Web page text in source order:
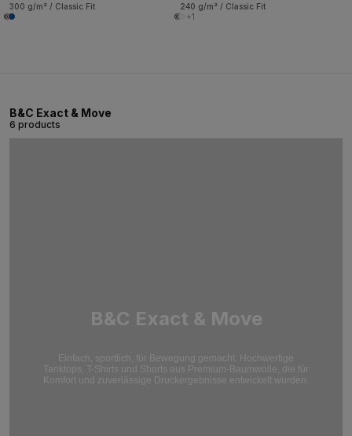
300 g/m² / Classic Fit
240 g/m² / Classic Fit
+1
B&C Exact & Move
6 products
B&C Exact & Move
Einfach, sportlich, für Bewegung gemacht. Hochwertige
Tanktops, T-Shirts und Shorts aus Premium-Baumwolle, die für
Komfort und zuverlässige Druckergebnisse entwickelt wurden.